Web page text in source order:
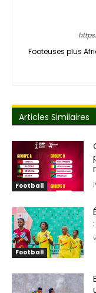
Footeuses plus
Articles Similaires
Football
Football